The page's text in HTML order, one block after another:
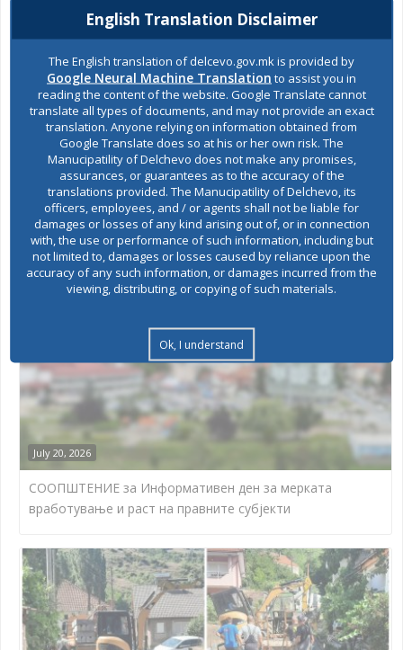
July 20, 2026
ANNOUNCEMENT
July 20, 2026
СООПШТЕНИЕ за Информативен ден за мерката
вработување и раст на правните субјекти
English Translation Disclaimer
The English translation of delcevo.gov.mk is provided by
Google Neural Machine Translation to assist you in
reading the content of the website. Google Translate cannot
translate all types of documents, and may not provide an exact
translation. Anyone relying on information obtained from
Google Translate does so at his or her own risk. The
Manucipatility of Delchevo does not make any promises,
assurances, or guarantees as to the accuracy of the
translations provided. The Manucipatility of Delchevo, its
officers, employees, and / or agents shall not be liable for
damages or losses of any kind arising out of, or in connection
with, the use or performance of such information, including but
not limited to, damages or losses caused by reliance upon the
accuracy of any such information, or damages incurred from the
viewing, distributing, or copying of such materials.
Ok, I understand